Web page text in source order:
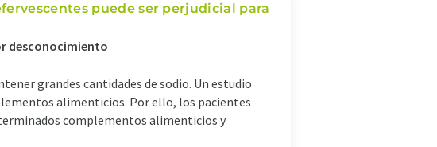
puede ser perjudicial para
desconocimiento
grandes cantidades de sodio. Un estudio
alimenticios. Por ello, los pacientes
complementos alimenticios y